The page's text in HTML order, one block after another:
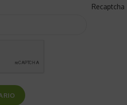
Recaptcha